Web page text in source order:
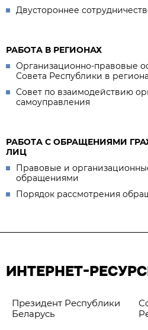
Двустороннее
РАБОТА В РЕГИОНАХ
Организационно-правовые
Совета Республики в
Совет по взаимодействию
самоуправления
РАБОТА С ОБРАЩЕНИЯМИ
ЛИЦ
Правовые и
обращениями
Порядок рассмотрения
ИНТЕРНЕТ-
Президент Республики
Беларусь